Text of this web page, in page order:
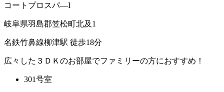
コートプロスパ―I
岐阜県羽島郡笠松町北及1
名鉄竹鼻線柳津駅 徒歩18分
広々した３ＤＫのお部屋でファミリーの方におすすめ！
301号室